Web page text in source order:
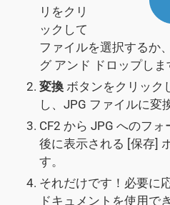
リをクリ
ックして
ファイルを選択するか
グ アンド ドロップしま
変換 ボタンをクリック
し、JPG ファイルに変
CF2 から JPG へのフ
後に表示される [保存]
す。
それだけです！必要に
ドキュメントを使用で